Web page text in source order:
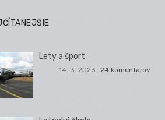
Lety a šport
14. 3. 2023 24 komentárov